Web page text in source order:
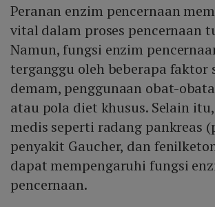
Peranan enzim pencernaan
vital dalam proses pencernaan
Namun, fungsi enzim
terganggu oleh beberapa faktor
demam, penggunaan obat-
atau pola diet khusus. Selain
medis seperti radang pankreas
penyakit Gaucher, dan
dapat mempengaruhi fungsi
pencernaan.